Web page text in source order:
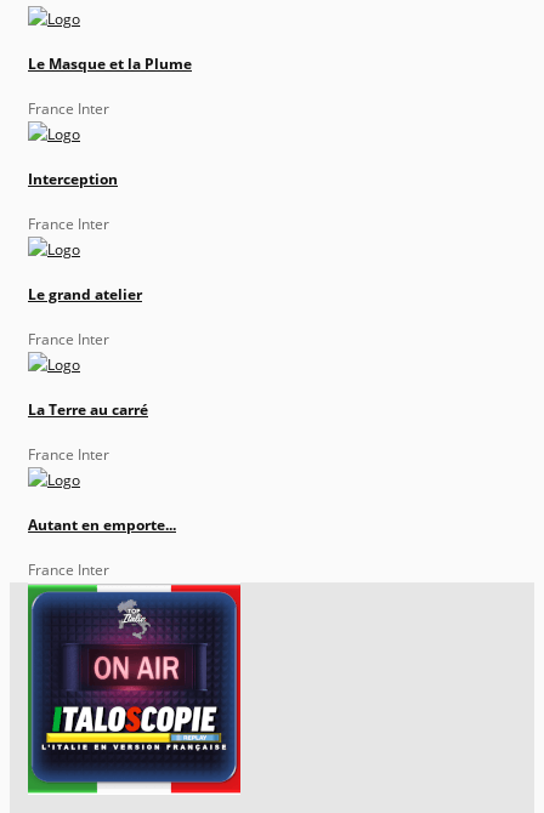
Le Masque et la Plume
France Inter
Interception
France Inter
Le grand atelier
France Inter
La Terre au carré
France Inter
Autant en emporte...
France Inter